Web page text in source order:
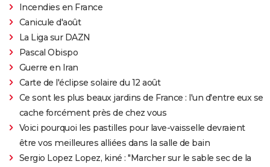
Incendies en France
Canicule d'août
La Liga sur DAZN
Pascal Obispo
Guerre en Iran
Carte de l'éclipse solaire du 12 août
Ce sont les plus beaux jardins de France : l'un d'entre eux se
cache forcément près de chez vous
Voici pourquoi les pastilles pour lave-vaisselle devraient
être vos meilleures alliées dans la salle de bain
Sergio Lopez Lopez, kiné : "Marcher sur le sable sec de la